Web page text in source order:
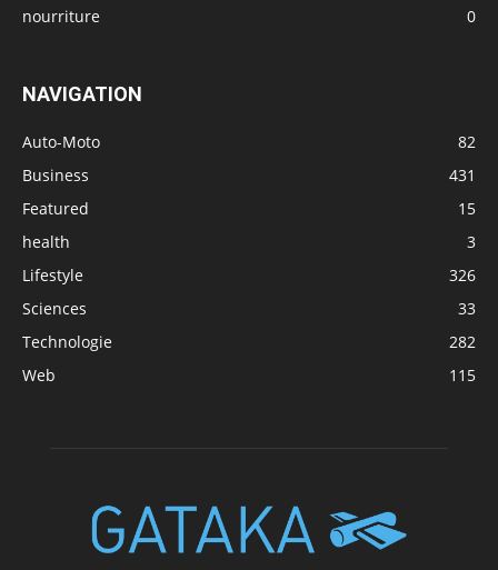
nourriture
0
NAVIGATION
Auto-Moto
82
Business
431
Featured
15
health
3
Lifestyle
326
Sciences
33
Technologie
282
Web
115